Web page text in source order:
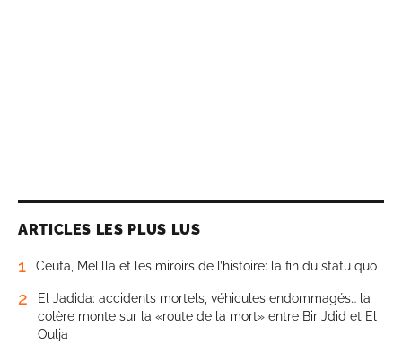
ARTICLES LES PLUS LUS
1 Ceuta, Melilla et les miroirs de l’histoire: la fin du statu quo
2
El Jadida: accidents mortels, véhicules endommagés… la
colère monte sur la «route de la mort» entre Bir Jdid et El
Oulja